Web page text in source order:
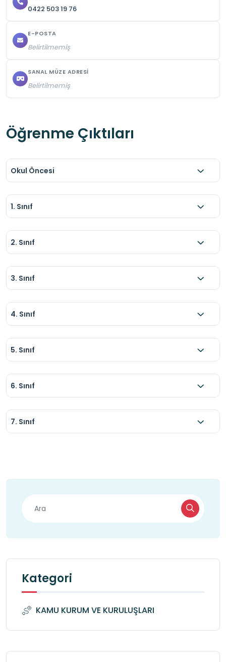
0422 503 19 76
E-POSTA
Belirtilmemiş
SANAL MÜZE ADRESI
Belirtilmemiş
Öğrenme Çıktıları
Okul Öncesi
1. Sınıf
2. Sınıf
3. Sınıf
4. Sınıf
5. Sınıf
6. Sınıf
7. Sınıf
Kategori
KAMU KURUM VE KURULUŞLARI